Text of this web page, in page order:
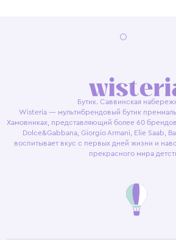
Бутик. Саввинская
Wisteria — мультибрендовый бутик
Хамовниках, представляющий более 60
Dolce&Gabbana, Giorgio Armani, Elie Saab,
воспитывает вкус с первых дней жизни и
прекрасного мира